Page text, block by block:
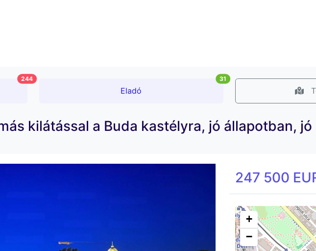
244
Eladó
31
kilátással a Buda kastélyra, jó állapotban, jó
247 500
+
−